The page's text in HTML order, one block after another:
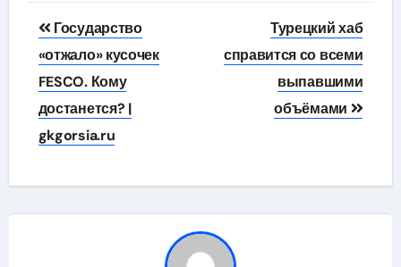
Навигация
по
записям
Государство
«отжало» кусочек
FESCO. Кому
достанется? |
gkgorsia.ru
Турецкий хаб
справится со всеми
выпавшими
объёмами